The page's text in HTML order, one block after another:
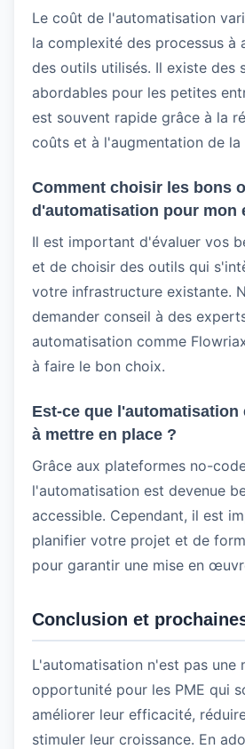
Le coût de l'automatisation
la complexité des processus à
des outils utilisés. Il existe des
abordables pour les petites
est souvent rapide grâce à la
coûts et à l'augmentation de
Comment choisir les bons
d'automatisation pour mon
Il est important d'évaluer vos
et de choisir des outils qui
votre infrastructure existante.
demander conseil à des
automatisation comme
à faire le bon choix.
Est-ce que l'automatisation
à mettre en place ?
Grâce aux plateformes no-
l'automatisation est devenue
accessible. Cependant, il est
planifier votre projet et de
pour garantir une mise en
Conclusion et
L'automatisation n'est pas une
opportunité pour les PME qui
améliorer leur efficacité,
stimuler leur croissance. En